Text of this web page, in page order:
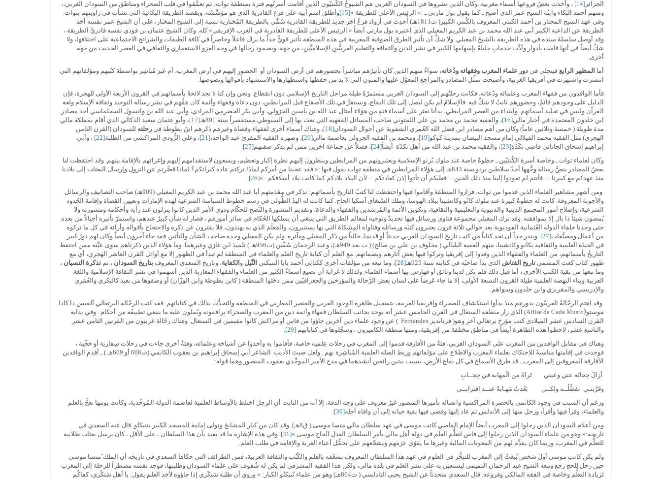
الجزائر [14]
، وأخذت بعضُ فروعها أسماء مغربية. وكان الذين نشروها في السودان الغربي هم الشيوخُ الكُنتيّون الذين أقامت أُسرتُهم فترة بمنطقة توات، ثم تعمَّقوا في قلب الصحراء ومناطق من السودان الغربي.،
ومنهم أحمد البَكاء وابنُه الشيخ عمر الذي أصبح ـ كما يقول بول مارتي ـ :« الرئيس الأعلى للطريقة »[15]
وأطلق اسم أبيه على فرع القادرية الذي هو مؤسِّسُه، ويقصد الطريقة البكائية التي نشأت في زاويتهم بتوات.
وفي عهد الشيخ المختار بن أحمد الكنتي المعروف بالكُنتي الكبير( ت1811هـ) أُحدِثَ في أزواد فرعٌ آخر جديد للطريقة القادرية سُمِّي بالطريقة المُختارية نسبة إلى الشيخ المختار،.على أن الشيخ عمر نفسه أخذ
الطريقة عن الداعية الكبير أبي عبد الله محمد بن عبد الكريم المغيلي الذي اعتبره بول مارتي أيضاً « الرئيس الأعلى للطريقة القادرية في الغرب الإفريقي» كله. وكان الشيخ عثمان بن فودي نفسه قادريَّ الطريقة ،
وقد أوصل سلسلةَ سنده في هذه الطريقة بالشيخ المغيلي. ولا شكَّ أن تأثير الطرق الصوفية المغربية في هذه المنطقة تأثير قويٌّ جداً ما يزال فاعلاً وحاضراً في كافة الطبقات والشرائح الاجتماعية على اختلافها، ولا
شكَّ أيضاً في أنها قامت بأدوار وأدَّت خدماتٍ جليلةً بإسهامها الكبير في نشر الدين والثقافة والتعليم العربيَّين الإسلاميَّين، من جهة، وبصمود رجالها في وجه الغزو الاستعماري والثقافي في العصر الحديث من جهة
أخرى.
أما المظهر الرابع فيتجلى في دور علماء المغرب وفقهائه ودُعاته، سواءٌ منهم الذين كان تأثيرُهم مباشراً بحضورهم في أرض السودان أو الحضورِ إليهم في أرض المغرب، أم غيرَ مُباشِر بواسطة كتُبهم ومؤلفاتهم التي
انتشرت واشتهرت في أفريقيا الغربية، وأصبحت تمثِّل المصادرَ والمراجع المعوَّل عليها والمتونَ التي لا بد من حفظها واستظهارها والاستشهاد بأقوالها ونصوصها.
فأما الوافدون من فقهاء المغرب وعلمائه ودُعاته، فكانت رحلتُهم إلى السودان الغربي مستمرّةً طيلة مراحل التاريخ الإسلامي دون انقطاع. ونحن وإن كنا لا نجد لائحةً بأسمائهم في القرون الأربعة الأولى للهجرة، فإن
الدليل على وجودهم قائمٌ، وحضورهم ثابتٌ لا شكَّ فيه. فالإسلامُ لم يكن ليصل إلى تلك البقاع، ويستقرَّ في تلك الأصقاع قبل المرابطين، دون دعاة وفقهاء وأئمة كان همُّهم في نشر رسالة التوحيد وثقافة الإسلام ولغة
القرآن وليس في تخليد أسمائهم. وابتداء من العصر المرابطي، بدأنا نعثر على أسماء فئةٍ من هؤلاء أمثال عبد الله بن ياسين الجزولي، وأبي بكر الحضرمي المرادي، وأبي عبد الله بن وانسول السجلماسي أحد مصادر
ابن خلدون المعتمدة في أخبار مالي[16] ، والفقيه محمد بن محمد بن علي اللمتوني صاحب المسائل الفقهية التي بعث بها إلى السيوطي مستفسراً سنة 891هـ [17]
، وأبو عثمان سعيد الدكالي الذي أقام بمملكة مالي
مدة طويلة ( خمسة وثلاثين عاماً) وكان من أهم مصادر ابن فضل الله العُمري الشفوية عن أحوال السودان[18] ، وهناك أسماء أخرى لفقهاء وقضاة وغيرهم ذكرهم ابنُ بطوطة في رحلته للسودان (القرن الثامن
الهجري) مثل الفقيه محمد الفيلالي إمام مسجد البيضان بمدينة كوكو[19] ، ومحمد بن الفقيه الجزولي بعاصمة مالي[20] ، وصهره الفقيه المقرئ عبد الواحد،[21] ، وعلي الزُّودي المراكشي من الطلبة[22]
، وأبي
إبراهيم إسحاق الجاناتي قاضي تَكَدَّة[23] ، والفقيه محمد بن عبد الله من أهل تكدَّة أيضاً[24] ، فضلاً عن جماعة آخرين ممن لم يذكر صفتهم[25]
.
وكان لعلماء توات ـ وخاصة أسرة الكُنتيّين ـ حظوةٌ خاصة عند ملوك بُرنو الإسلامية ويعتبرونهم من المرابطين وينظرون إليهم نظرة إكبار وتعظيم، ويسعون لاستقدامهم إليهم وإغرائهم بالإقامة بينهم. وقد احتفظت لنا
بعضُ المصادر بنصَّ رسالة وجَّهها أحدُ سلاطين برنو سنة 843هـ إلى هؤلاء المرابطين في منطقة توات يقول فيها :« فقد عجبنا من أمركم لماذا تركتم عادة كبرائكم؟ لماذا قصَّرتم عن النزول وإرسال البعثات إلى بلادنا
منذ عهدكم مع كبيرنا .... فأنتم لم تعودوا إلينا منذ ذلك الحين ... فعليكم أن تأتوا إذن كعادتكم ... لأن البلاد بلادكم كما كانت بلاد أسلافكم ..»[26]
.
ومن أشهر مشاهير العلماء الذين قدموا من توات، فزاروا المنطقة وأقاموا فيها واحتفظت لنا كتبُ التاريخ بأسمائهم: نذكر في مقدمتهم أبا عبد الله محمد بن عبد الكريم المغيلي (909هـ) صاحب التصانيف والرسائل
والأجوبة المعروفة. كانت له حظوةٌ كبيرة عند ملوك كانُو وكاتشينا ببلاد الهوسا، وملك السُنغاي أسكيا الحاج. كما كانت له اليدُ الطُّولى في رسم خطوط السياسة الشرعية لهذه الإمارات وتعيين القضاة وإقامة الحُدود
الشرعية، وإصلاح أمور المجتمع الدينية والدنيوية والتعليمية والثقافية، وتكوين الأئمة والمُرشدين والفقهاء والدعاة، وتقديم المشورة والنًّصح للحكّام وذوي الأمر الذين كانوا ينزلون عند رأيه وأحكامه ومشورته ولا
يُمضون شيئاً ذا بال إلا بموافقته. وقد ترك المغيلي مجموعة فتاوى ورسائل فيها تحديدٌ وتوجيه لمعالم الطريق التي ينبغي أن يسلكها الحُكام في سائر أمورهم ، فصار له شأن كبيرٌ عندهم، واستمرَّ تأثيره أجيالاً من بعده
حتى وجدنا خلفاء الدولة العُثمانية الفوديوية بعد حوالي ثلاثة قرون يعتبرون كتبَه ورسائله وفتاواه المِشكاةَ التي بها يستنيرون، والمَعلَمَ الذي به يهتدون، فلا يفترون عن ذكره والاحتجاج بأقواله وأرائه في كل ما تركوه
من أعمال ومصنَّفات[27]
. ويندر جداً أن تجد كتاباً من كتب تاريخ السودان الغربي حديثاً أو قديما، خالياً من ذكر المغيلي ومآثره. ولم يكن المغيلي وحده صاحب الشأن والتأثير، فقد جاء آخرون أيضاً وكان لهم دورٌ كبير
في الحياة العلمية والثقافية بكانو وكانشينا، منهم الفقيه البلبالي ( مخلوف بن علي بن صالح) ( ت بعد 949هـ)، وعبد الرحمان سُقَّين (ت956هـ ) تلميذ ابن غازي وغيرهما. وما هؤلاء الذين ذكرناهم سوى عيِّنة ممن احتفظ
التاريخُ بأسمائهم، من العلماء والفقهاء الذين وفدوا إلى إفريقيا وتركوا فيها بعض آثارهم وبصماتهم. مع العلم أن كتابة تاريخ العلم والعلماء في المنطقة لم تبدأ في الظهور إلا مع أوائل القرن العاشر الهجري، أي مع
ظهور كتاب كعت المسمى تاريخ الفتاش الذي بدأ صاحبُه في كتابته سنة 925هـ [28] ، وما تبعه من مؤلفات أخرى ككتابَي أحمد بابا التنبكتي النَّيل و الكفاية، وتاريخ السعدي المعروف بتاريخ السودان ، ثم تذكرة النسيان ،
وما تبعها من بقية الكتب الأخرى.، أما قبل ذلك فلم تكن لدينا وثائق أو فهارس بها أسماء العلماء. ولذلك لا غرابة أن تضيع أسماءُ الكثير من العلماء والفقهاء المغاربة الذين أسهموا في نشر الثقافة الإسلامية واللغة
العربية وبناء النهضة العلمية طيلة القرون التسعة الأولى، إلا ما جاء عَرضاً على لسان بعض الرَّحالة والمؤرخين والجغرافيّين ممن دخلوا المنطقة ( كابن بطوطة وابن الوزّان) أو وصفوها من بعيد كالبكري والعُمَري
والإدريسي والمقريزي وابن خلدون وسواهم.
وقد اهتم الرحّالةُ الغربيّون بدورهم منذ بدأوا استكشاف الصحراء وإفريقيا الغربية، بتسجيل ظاهرة الوجود العربي والعنصر المغاربي في المنطقة والتحدُّث بذلك في كتاباتهم. فقد كتب الرحّالة البرتغالي ألفيس دا كادا
موستو(َAlfise da Cada Musto) الذي زار منطقة السنغال في القرن الخامس عشر أنه يوجد بجانب السلطان فقهاء وأئمة دين من المغرب والصحراء يرافقونه ويُملون عليه ما ينبغي تطبيقُه من أحكام . وفي بداية
القرن السادس عشر الميلادي كتب مؤرخ برتغالي آخر وهو( فرنانديز:Fernandes ) عن وجود علماء دين آخرين جاؤوا من فاس أو مراكش كانوا مقيمين في السنغال. وهناك رحّالة غربيون من القرنين الثامن عشر
والتاسع عشر، لاحظوا هذه الظاهرة أيضاً في مناطق مختلفة من إفريقية، ومنها منطقة الكاميرون ، وسجَّلوها في كتاباتهم [29]
.
وهناك في مقابل الوافدين من المغرب على السودان الغربي، فئةٌ من الأفارقة قدموا إلى المغرب في رحلات عِلمية خاصة، فأقاموا به وأخذوا عن أشياخه وعلمائه، وفئةٌ أخرى جاءت في رحلات سِفارية أو حَجِّية ،
فوجدت في إقامتها مناسبةً للاحتكاك بعلماء المغرب والاطلاع على مؤلفاتهم وربط الصلة العلمية المُباشِرة بهم . ولعل صيتَ الأديب الشاعر أبي إسحاق إبراهيم بن يعقوب الكانمي (ت608 أو 609هـ ) ـ أقدمِ الوافدين
الأفارقة المعروفين إلى المغرب ـ قد طرق الأسماعَ في كل بقاع الأرض، بسبب بيتين رائعين أنشدهما في مدح الأمير الموحِّدي يعقوب المنصور وهما قوله:
أزالَ حِجابَه عني وعَيني تَراهُ من الَمهابة في حِجــابِ
وقَرَّبنـي تفضُّلُــه ولكــن بَعُدتُ مَهـابةً عنــد اقترابــي
ورغم أن السبب في وجود الكانمي بالحضرة المراكشية واتصاله بأميرها المنصور غيرُ معروف على وجه الدقة، إلا أنه من الثابت أن الرجل اختلط بالأوساط العلمية لعاصمة الدولة المُوحِّدية، وكانت يومها تعجُّ بالعلم
والعلماء، وقرأ فيها وأقرأ، ورحل منها إلى الأندلس ثم عاد إليها وقضى فيها بقية حياته إلى أن وافاه أجله[30]
.
ومن أعلام السودان الذين رحلوا إلى المغرب أيضاً الإمام القاضي كاتب موسى في عهد سلطان مالي منسا موسى ( ق8هـ). وقد كان من كبار المشايخ وتولى إمامة المسجد الكبير بتنبكتُو. قال عنه السعدي في
تاريخه:« وهو من علماء السودان الذين رحلوا إلى فاس لتعلُّم العلم في دولة أهل مالي بأمر السلطان العدل الحاج موسى »[31]
. وفي هذه الإشارة ما قد يفيد بأن هذا السلطان ـ على الأقل ـ كان يرسل بعثات طلابية
للتعلُّم في المغرب، وربما كان يقدِّم لهم من المعونات المالية وغيرها ما يقوّي عزمَهم ويشجّعهم على تحمُّل أعباء الغربة والإقامة في طلب العلم.
ولم يكن كاتب موسى أولَ شخص يُبعَثُ إلى المغرب للتبحُّر في العلوم في عهد هذا السلطان المعروف بشغَفه بالعلم والكُتُب والثقافة العربية، فمن الطرائف التي حكاها السعدي في تاريخه أن الملك َمنسا موسى
حين رحل للحج رجع ومعه الشيخ عبد الرحمان التميمي ليستعين به على نشر العلم في بلده مالي، ولكن هذا الفقيه المشرقي لم يكن له شُفوف على علماء السودان وطلبتها، فوجد نفسه مضطراً للرحلة إلى المغرب
لزيادة التعلُّم وخاصة في الفقه المالكي وفروعه. قال السعدي متحدثاً عن الشيح يحيى التادلسي ( ت864هـ) وهو من علماء تُنبكتُو الكبار: « وروي أن طلبة سَنكَري إذا جاؤوه لأخذ العلم يقول: يا أهل سَنكُري، كفاكُم